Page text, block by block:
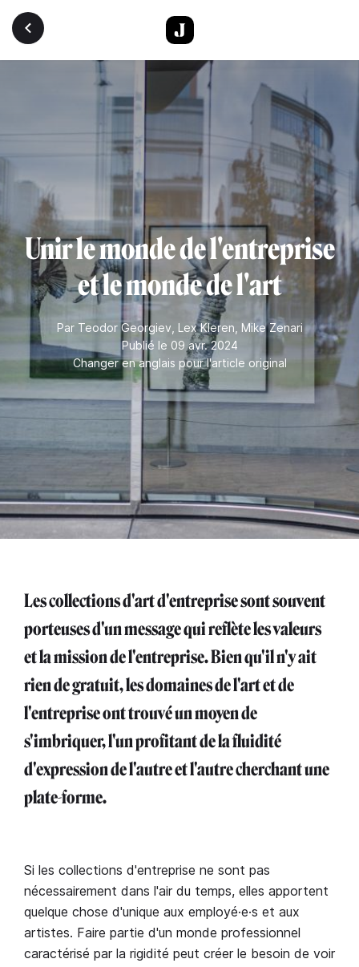
Aller au contenu principal
Unir le monde de l'entreprise
et le monde de l'art
Par Teodor Georgiev Lex Kleren Mike Zenari
Publié le 09 avr. 2024
Changer en anglais pour l'article original
Les collections d'art d'entreprise sont souvent
porteuses d'un message qui reflète les valeurs
et la mission de l'entreprise. Bien qu'il n'y ait
rien de gratuit, les domaines de l'art et de
l'entreprise ont trouvé un moyen de
s'imbriquer, l'un profitant de la fluidité
d'expression de l'autre et l'autre cherchant une
plate-forme.
Si les collections d'entreprise ne sont pas
nécessairement dans l'air du temps, elles apportent
quelque chose d'unique aux employé·e·s et aux
artistes. Faire partie d'un monde professionnel
caractérisé par la rigidité peut créer le besoin de voir